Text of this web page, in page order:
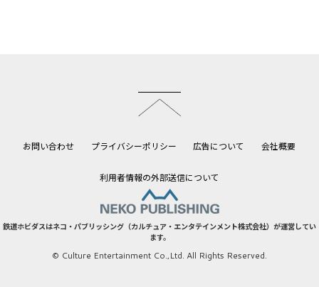
お問い合わせ プライバシーポリシー 広告について 会社概要
利用者情報の外部送信について
鉄道ホビダスはネコ・パブリッシング（カルチュア・エンタテインメント株式会社）が運営してい
ます。
© Culture Entertainment Co.,Ltd. All Rights Reserved.